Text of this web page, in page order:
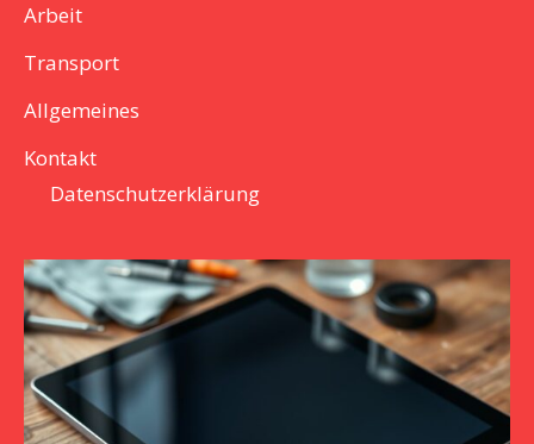
Arbeit
Transport
Allgemeines
Kontakt
Datenschutzerklärung